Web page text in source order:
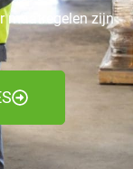
maatregelen zijn